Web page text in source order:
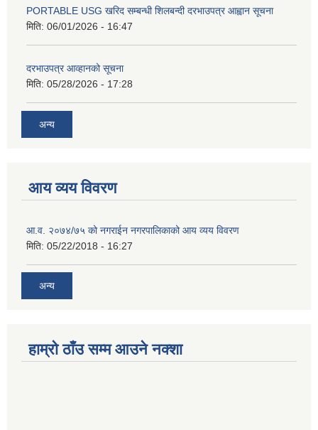
PORTABLE USG खरिद सम्बन्धी शिलबन्दी दरभाउपत्र आह्वान सूचना
मिति: 06/01/2026 - 16:47
दरभाउपत्र आव्हानको सूचना
मिति: 05/28/2026 - 17:28
अन्य
आय व्यय विवरण
आ.व. २०७४/७५ को नगराईन नगरपालिकाको आय व्यय विवरण
मिति: 05/22/2018 - 16:27
अन्य
हाम्रो ठाँउ सम्म आउने नक्शा